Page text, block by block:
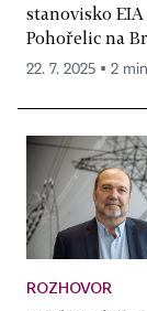
stanovisko
Pohořelic na
22. 7. 2025 ▪ 2
ROZHOVOR